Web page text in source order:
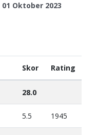
01 Oktober 2023
Skor Rating
28.0
5.5 1945